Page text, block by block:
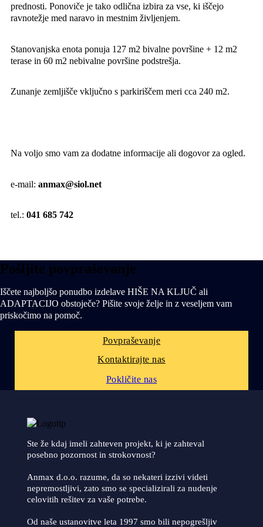
prednosti. Ponoviče je tako odlična izbira za vse, ki iščejo
ravnotežje med naravo in mestnim življenjem.
Stanovanjska enota ponuja 127 m2 bivalne površine + 12 m2
terase in 60 m2 nebivalne površine podstrešja.
Zunanje zemljišče vključno s parkiriščem meri cca 240 m2.
Na voljo smo vam za dodatne informacije ali dogovor za ogled.
e-mail:anmax@siol.net
tel.:041 685 742
Pošljite povpraševanje
Iščete najboljšo ponudbo izdelave HIŠE NA KLJUČ ali
ADAPTACIJO obstoječe? Pišite svoje želje in z veseljem vam
priskočimo na pomoč.
Povpraševanje
Kontaktirajte nas
Pokličite nas
Ste že kdaj imeli zahteven projekt, ki je zahteval
posebno pozornost in strokovnost?
Anmax d.o.o. razume, da so nekateri izzivi videti
nepremostljivi, zato smo se specializirali za nudenje
celovitih rešitev za vaše potrebe.
Od naše ustanovitve leta 1997 smo bili nepogrešljiv